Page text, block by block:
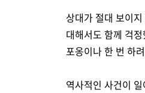
상대가 절대 보이
대해서도 함께 걱
포옹이나 한 번 하
역사적인 사건이